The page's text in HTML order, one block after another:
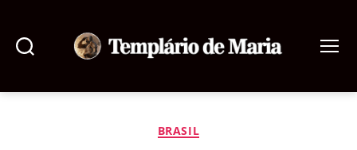
de
Categorias
BRASIL